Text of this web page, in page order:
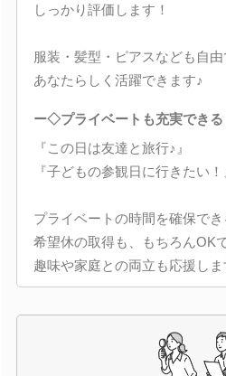
しっかり評価します！
服装・髪型・ピアスなども自由
あなたらしく活躍できます♪
ー◇プライベートも充実できる
『この日は友達と旅行♪』
『子どもの参観日に行きたい！
プライベートの時間を確保でき
希望休の取得も、もちろんOKで
趣味や家庭との両立も応援しま